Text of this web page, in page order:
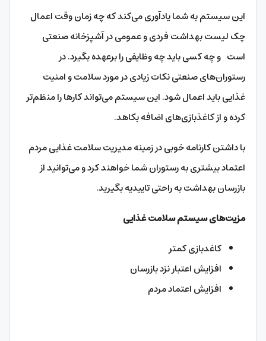
این سیستم به شما یادآوری می‌کند که چه زمان وقت اعمال
چک لیست بهداشت فردی و عمومی در آشپزخانه صنعتی
است و چه کسی باید چه وظایفی را برعهده بگیرد. در
رستوران‌های صنعتی نکات زیادی در مورد سلامت و امنیت
غذایی باید اعمال شود. این سیستم می‌تواند کارها را منظم‌تر
کرده و از کاغذبازی‌های اضافه بکاهد.
با داشتن کارنامه‌ خوبی در زمینه مدیریت سلامت غذایی مردم
اعتماد بیشتری به رستوران شما خواهند کرد و می‌توانید از
بازرسان بهداشت به راحتی تاییدیه بگیرید.
مزیت‌های سیستم سلامت غذایی
کاغدبازی کمتر
افزایش اعتبار نزد بازرسان
افزایش اعتماد مردم